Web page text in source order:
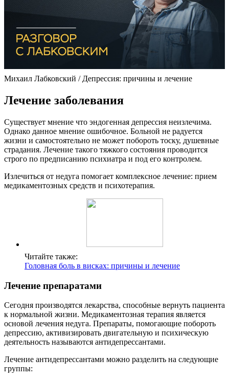
Михаил Лабковский / Депрессия: причины и лечение
Лечение заболевания
Существует мнение что эндогенная депрессия неизлечима.
Однако данное мнение ошибочное. Больной не радуется
жизни и самостоятельно не может побороть тоску, душевные
страдания. Лечение такого тяжкого состояния проводится
строго по предписанию психиатра и под его контролем.
Излечиться от недуга помогает комплексное лечение: прием
медикаментозных средств и психотерапия.
Читайте также:
Головная боль в висках: причины и лечение
Лечение препаратами
Сегодня производятся лекарства, способные вернуть пациента
к нормальной жизни. Медикаментозная терапия является
основой лечения недуга. Препараты, помогающие побороть
депрессию, активизировать двигательную и психическую
деятельность называются антидепрессантами.
Лечение антидепрессантами можно разделить на следующие
группы: